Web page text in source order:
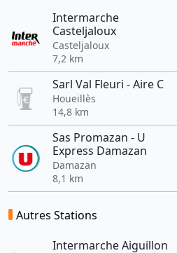
Intermarche
Casteljaloux
Casteljaloux
7,2 km
Sarl Val Fleuri - Aire C
Houeillès
14,8 km
Sas Promazan - U
Express Damazan
Damazan
8,1 km
Autres Stations
Intermarche Aiguillon